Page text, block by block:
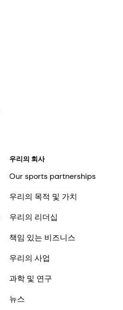
우리의 회사
Our sports partnerships
우리의 목적 및 가치
우리의 리더십
책임 있는 비즈니스
우리의 사업
과학 및 연구
뉴스